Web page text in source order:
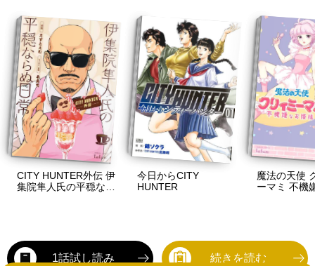
CITY HUNTER外伝 伊
集院隼人氏の平穏なら
今日からCITY
HUNTER
魔法の天使
ーマミ 不機
1話試し読み 続きを読む